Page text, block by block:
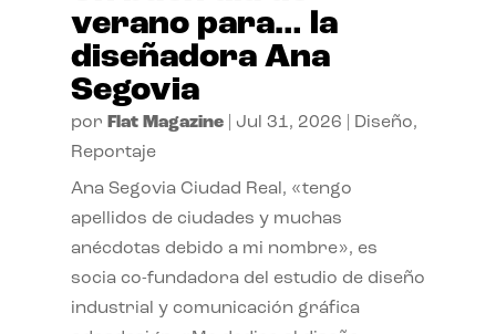
verano para… la
diseñadora Ana
Segovia
por Flat Magazine| Jul 31, 2026 Diseño,
Reportaje
Ana Segovia Ciudad Real, «tengo
apellidos de ciudades y muchas
anécdotas debido a mi nombre», es
socia co-fundadora del estudio de diseño
industrial y comunicación gráfica